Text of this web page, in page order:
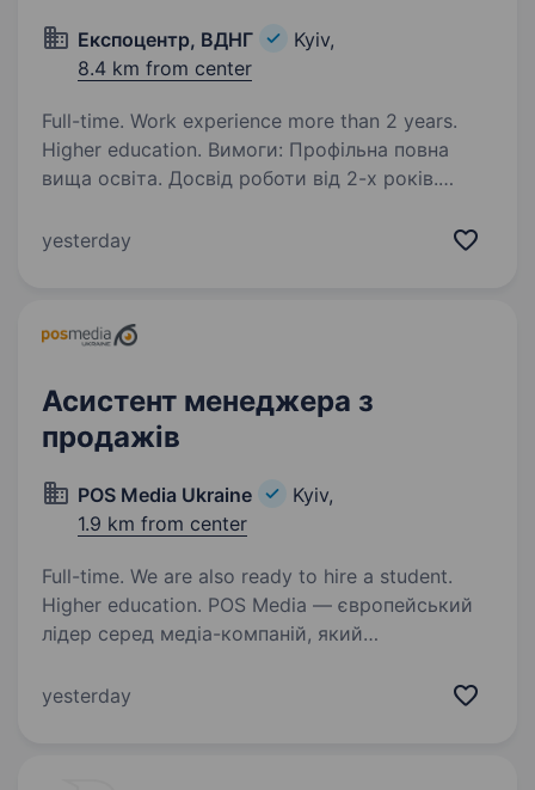
Експоцентр, ВДНГ
Kyiv,
8.4 km from center
Full-time. Work experience more than 2 years.
Higher education. Вимоги: Профільна повна
вища освіта. Досвід роботи від 2-х років.
роботи: 5-ти денний робочий тиждень. Графік
yesterday
Асистент менеджера з
продажів
POS Media Ukraine
Kyiv,
1.9 km from center
Full-time. We are also ready to hire a student.
Higher education. POS Media — європейський
лідер серед медіа-компаній, який
рекламних рішень для просування продуктів
yesterday